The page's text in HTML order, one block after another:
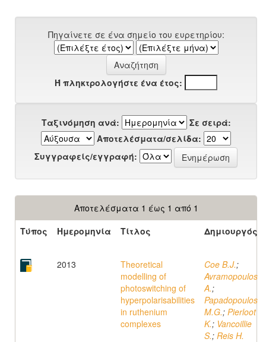
Πηγαίνετε σε ένα σημείο του ευρετηρίου:
Ή πληκτρολογήστε ένα έτος:
Ταξινόμηση ανά:
Σε σειρά:
Αποτελέσματα/σελίδα:
Συγγραφείς/εγγραφή:
Αποτελέσματα 1 έως 1 από 1
Τύπος
Ημερομηνία Τίτλος Δημιουργός
2013
Theoretical
modelling of
photoswitching of
hyperpolarisabilities
in ruthenium
complexes
Coe B.J.;
Avramopoulos
A.;
Papadopoulos
M.G.; Pierloot
K.; Vancoillie
S.; Reis H.